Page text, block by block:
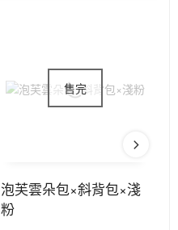
泡芙雲朵包×斜背包×淺
粉